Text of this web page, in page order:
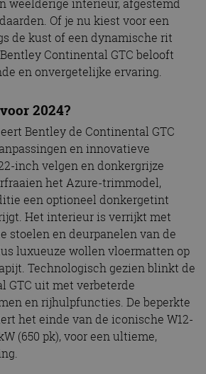
weelderige interieur, afgestemd
Of je nu kiest voor een
de kust of een dynamische rit
Continental GTC belooft
en onvergetelijke ervaring.
2024?
Bentley de Continental GTC
en innovatieve
inch velgen en donkergrijze
het Azure-trimmodel,
een optioneel donkergetint
Het interieur is verrijkt met
stoelen en deurpanelen van de
luxueuze wollen vloermatten op
Technologisch gezien blinkt de
GTC uit met verbeterde
en rijhulpfuncties. De beperkte
het einde van de iconische W12-
(650 pk), voor een ultieme,